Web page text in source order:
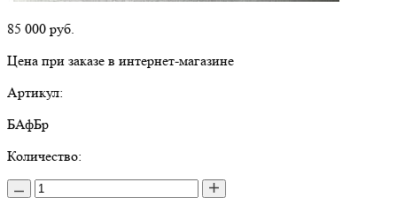
85 000 руб.
Цена при заказе в интернет-магазине
Артикул:
БАфБр
Количество: